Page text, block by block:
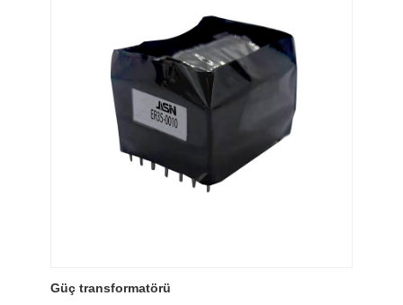
Güç transformatörü